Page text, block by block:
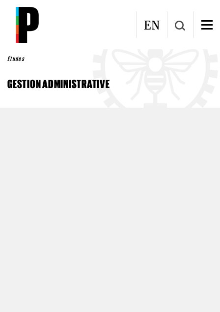
Aller au contenu principal
EN
Études
GESTION ADMINISTRATIVE